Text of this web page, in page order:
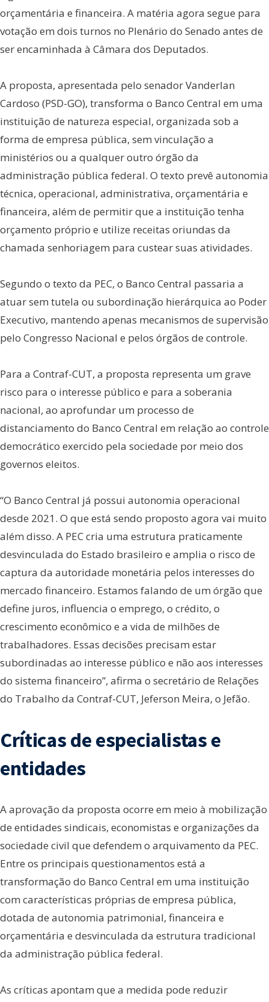
orçamentária e financeira. A matéria agora segue para
votação em dois turnos no Plenário do Senado antes de
ser encaminhada à Câmara dos Deputados.
A proposta, apresentada pelo senador Vanderlan
Cardoso (PSD-GO), transforma o Banco Central em uma
instituição de natureza especial, organizada sob a
forma de empresa pública, sem vinculação a
ministérios ou a qualquer outro órgão da
administração pública federal. O texto prevê autonomia
técnica, operacional, administrativa, orçamentária e
financeira, além de permitir que a instituição tenha
orçamento próprio e utilize receitas oriundas da
chamada senhoriagem para custear suas atividades.
Segundo o texto da PEC, o Banco Central passaria a
atuar sem tutela ou subordinação hierárquica ao Poder
Executivo, mantendo apenas mecanismos de supervisão
pelo Congresso Nacional e pelos órgãos de controle.
Para a Contraf-CUT, a proposta representa um grave
risco para o interesse público e para a soberania
nacional, ao aprofundar um processo de
distanciamento do Banco Central em relação ao controle
democrático exercido pela sociedade por meio dos
governos eleitos.
“O Banco Central já possui autonomia operacional
desde 2021. O que está sendo proposto agora vai muito
além disso. A PEC cria uma estrutura praticamente
desvinculada do Estado brasileiro e amplia o risco de
captura da autoridade monetária pelos interesses do
mercado financeiro. Estamos falando de um órgão que
define juros, influencia o emprego, o crédito, o
crescimento econômico e a vida de milhões de
trabalhadores. Essas decisões precisam estar
subordinadas ao interesse público e não aos interesses
do sistema financeiro”, afirma o secretário de Relações
do Trabalho da Contraf-CUT, Jeferson Meira, o Jefão.
Críticas de especialistas e
entidades
A aprovação da proposta ocorre em meio à mobilização
de entidades sindicais, economistas e organizações da
sociedade civil que defendem o arquivamento da PEC.
Entre os principais questionamentos está a
transformação do Banco Central em uma instituição
com características próprias de empresa pública,
dotada de autonomia patrimonial, financeira e
orçamentária e desvinculada da estrutura tradicional
da administração pública federal.
As críticas apontam que a medida pode reduzir